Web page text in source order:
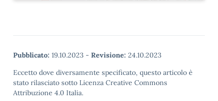
Pubblicato: 19.10.2023 - Revisione: 24.10.2023
Eccetto dove diversamente specificato, questo articolo è
stato rilasciato sotto Licenza Creative Commons
Attribuzione 4.0 Italia.